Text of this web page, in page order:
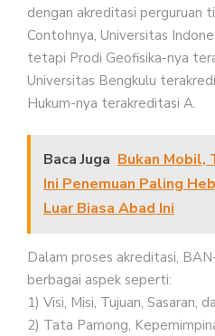
dengan akreditasi perguruan
Contohnya, Universitas
tetapi Prodi Geofisika-nya
Universitas Bengkulu
Hukum-nya terakreditasi A.
Baca Juga Bukan Mobil,
Ini Penemuan Paling
Luar Biasa Abad Ini
Dalam proses akreditasi,
berbagai aspek seperti:
1) Visi, Misi, Tujuan, Sasaran,
2) Tata Pamong,